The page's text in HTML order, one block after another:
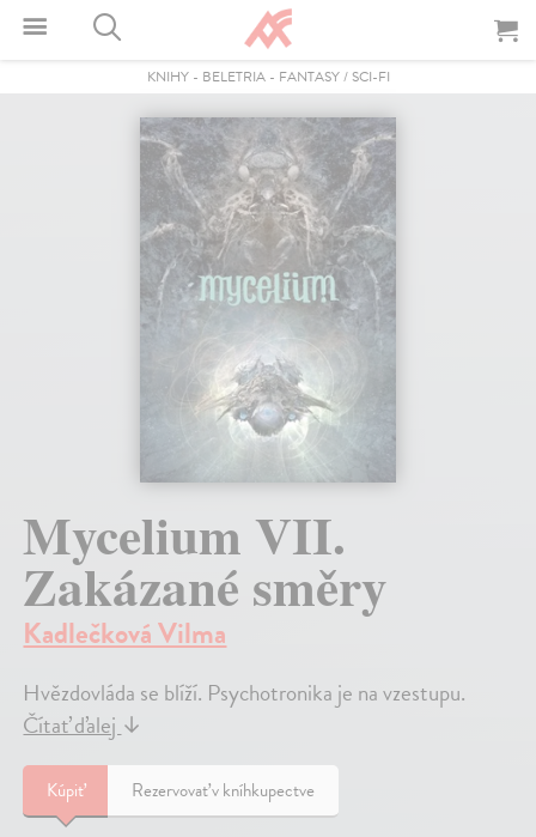
KNIHY- BELETRIA- FANTASY / SCI-FI
Mycelium VII.
Zakázané směry
Kadlečková Vilma
Hvězdovláda se blíží. Psychotronika je na vzestupu.
Čítať ďalej ↓
Kúpiť Rezervovať v kníhkupectve